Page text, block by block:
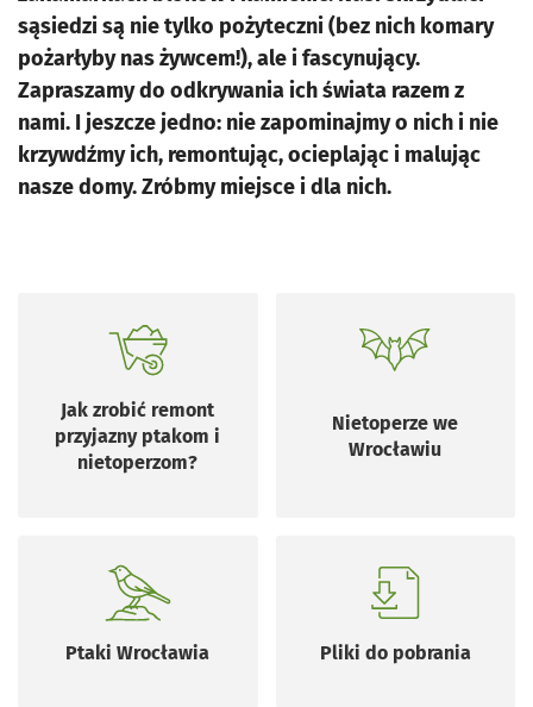
sąsiedzi są nie tylko pożyteczni (bez nich komary
pożarłyby nas żywcem!), ale i fascynujący.
Zapraszamy do odkrywania ich świata razem z
nami. I jeszcze jedno: nie zapominajmy o nich i nie
krzywdźmy ich, remontując, ocieplając i malując
nasze domy. Zróbmy miejsce i dla nich.
Jak zrobić remont
przyjazny ptakom i
nietoperzom?
Otworzy się w nowej karcie
Nietoperze we
Wrocławiu
Ptaki Wrocławia
Otworzy się w nowej karcie
Pliki do pobrania